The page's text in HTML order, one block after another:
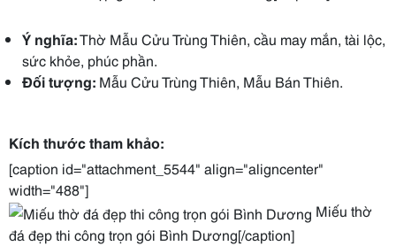
Ý nghĩa:Thờ Mẫu Cửu Trùng Thiên, cầu may mắn, tài lộc,
sức khỏe, phúc phần.
Đối tượng: Mẫu Cửu Trùng Thiên, Mẫu Bán Thiên.
Kích thước tham khảo:
[caption id="attachment_5544" align="aligncenter"
width="488"]
Miếu thờ
đá đẹp thi công trọn gói Bình Dương[/caption]